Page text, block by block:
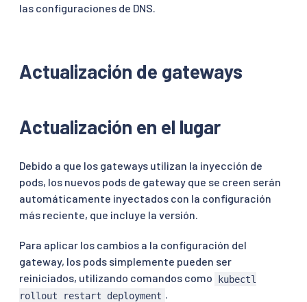
las configuraciones de DNS.
Actualización de gateways
Actualización en el lugar
Debido a que los gateways utilizan la inyección de
pods, los nuevos pods de gateway que se creen serán
automáticamente inyectados con la configuración
más reciente, que incluye la versión.
Para aplicar los cambios a la configuración del
gateway, los pods simplemente pueden ser
reiniciados, utilizando comandos como
kubectl
rollout restart deployment .